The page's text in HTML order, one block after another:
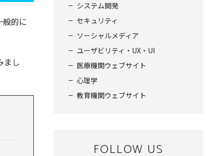
般的に
まし
システム開発
セキュリティ
ソーシャルメディア
ユーザビリティ・UX・UI
医療機関ウェブサイト
心理学
教育機関ウェブサイト
FOLLOW US